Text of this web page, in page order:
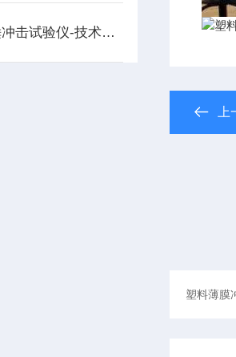
复合膜抗摆锤冲击试验仪-技术文献